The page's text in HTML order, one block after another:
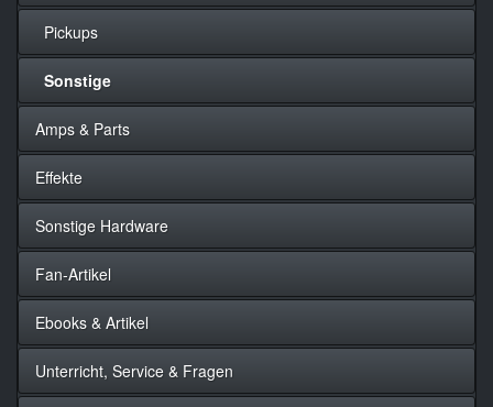
Pickups
Sonstige
Amps & Parts
Effekte
Sonstige Hardware
Fan-Artikel
Ebooks & Artikel
Unterricht, Service & Fragen